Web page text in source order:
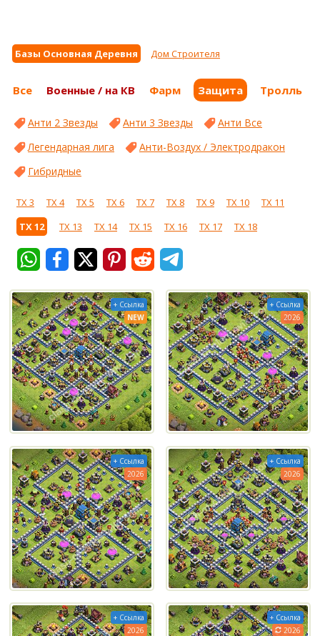
Базы Основная Деревня Дом Строителя
Все Военные / на КВ Фарм Защита Тролль
Анти 2 Звезды Анти 3 Звезды
Анти Все
Легендарная лига
Анти-Воздух / Электродракон
Гибридные
ТХ 3 ТХ 4 ТХ 5 ТХ 6 ТХ 7 ТХ 8 ТХ 9 ТХ 10
ТХ 11
ТХ 12
ТХ 13 ТХ 14 ТХ 15 ТХ 16 ТХ 17 ТХ 18
+ Ссылка
NEW
+ Ссылка
2026
+ Ссылка
2026
+ Ссылка
2026
+ Ссылка
2026
+ Ссылка
2026